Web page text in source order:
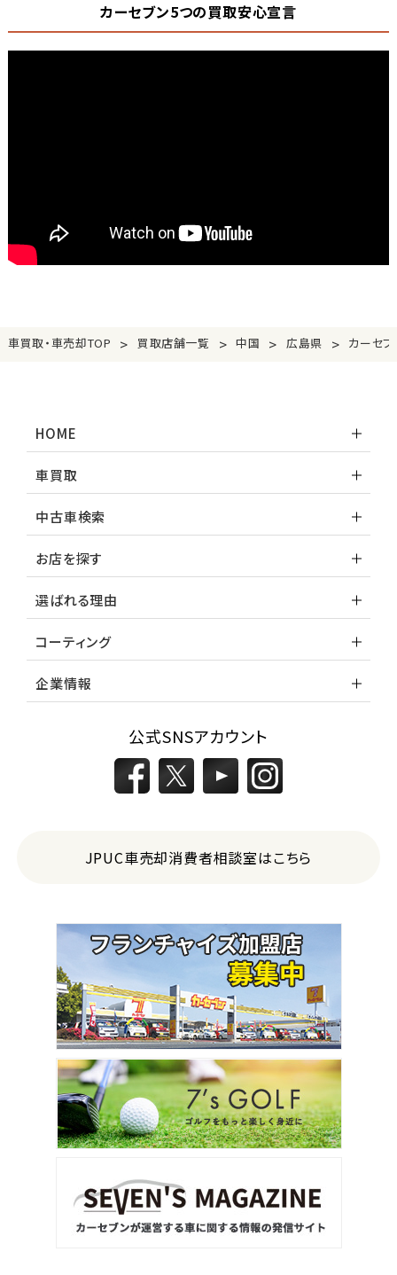
カーセブン5つの買取安心宣言
車買取・車売却TOP > 買取店舗一覧 > 中国 > 広島県 > カーセ
HOME
車買取
中古車検索
お店を探す
選ばれる理由
コーティング
企業情報
公式SNSアカウント
JPUC車売却消費者相談室はこちら